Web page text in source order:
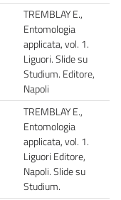
TREMBLAY E.,
Entomologia
applicata, vol. 1.
Liguori. Slide su
Studium. Editore,
Napoli
TREMBLAY E.,
Entomologia
applicata, vol. 1.
Liguori Editore,
Napoli. Slide su
Studium.